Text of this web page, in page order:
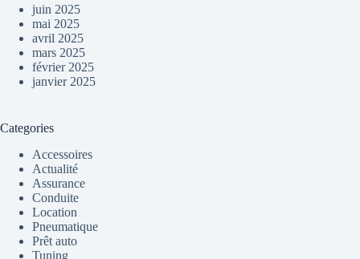
juin 2025
mai 2025
avril 2025
mars 2025
février 2025
janvier 2025
Categories
Accessoires
Actualité
Assurance
Conduite
Location
Pneumatique
Prêt auto
Tuning